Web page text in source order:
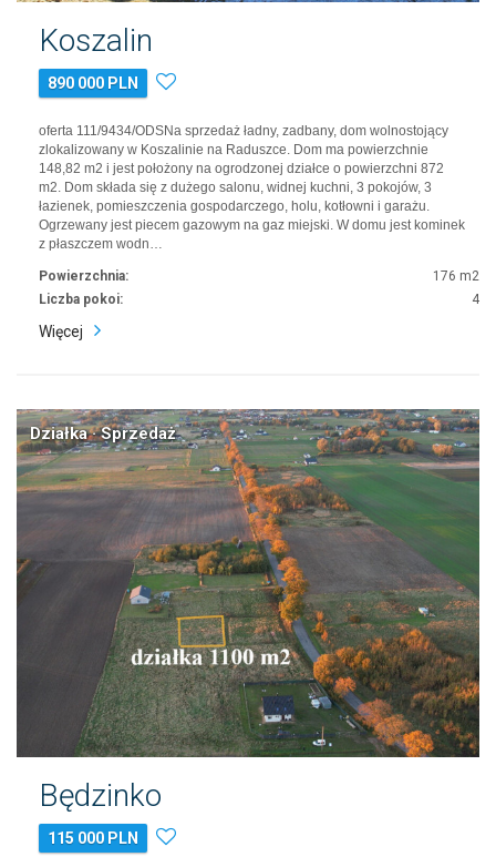
Koszalin
890 000 PLN
oferta 111/9434/ODSNa sprzedaż ładny, zadbany, dom wolnostojący
zlokalizowany w Koszalinie na Raduszce. Dom ma powierzchnie
148,82 m2 i jest położony na ogrodzonej działce o powierzchni 872
m2. Dom składa się z dużego salonu, widnej kuchni, 3 pokojów, 3
łazienek, pomieszczenia gospodarczego, holu, kotłowni i garażu.
Ogrzewany jest piecem gazowym na gaz miejski. W domu jest kominek
z płaszczem wodn…
Powierzchnia:
176 m2
Liczba pokoi:
4
Więcej
Działka · Sprzedaż
Będzinko
115 000 PLN